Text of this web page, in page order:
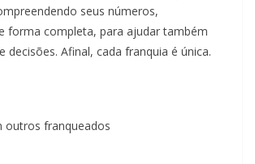
seus números,
forma completa, para ajudar também
decisões. Afinal, cada franquia é única.
outros franqueados